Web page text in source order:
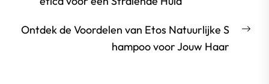
Ontdek de Voordelen van Etos Natuurlijke S
hampoo voor Jouw Haar